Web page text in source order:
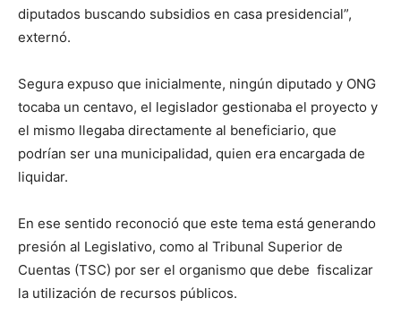
diputados buscando subsidios en casa presidencial”,
externó.
Segura expuso que inicialmente, ningún diputado y ONG
tocaba un centavo, el legislador gestionaba el proyecto y
el mismo llegaba directamente al beneficiario, que
podrían ser una municipalidad, quien era encargada de
liquidar.
En ese sentido reconoció que este tema está generando
presión al Legislativo, como al Tribunal Superior de
Cuentas (TSC) por ser el organismo que debe fiscalizar
la utilización de recursos públicos.